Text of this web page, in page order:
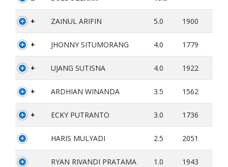
+ ZAINUL ARIFIN 5.0 1900
+ JHONNY SITUMORANG 4.0 1779
+ UJANG SUTISNA 4.0 1922
+ ARDHIAN WINANDA 3.5 1562
+ ECKY PUTRANTO 3.0 1736
HARIS MULYADI 2.5 2051
RYAN RIVANDI PRATAMA 1.0 1943